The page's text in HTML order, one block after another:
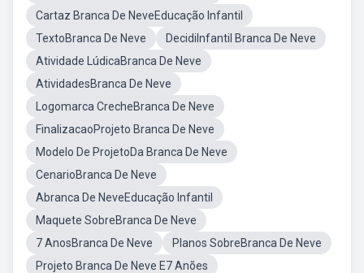
Cartaz Branca De NeveEducação Infantil
TextoBranca De Neve
DecidiInfantil Branca De Neve
Atividade LúdicaBranca De Neve
AtividadesBranca De Neve
Logomarca CrecheBranca De Neve
FinalizacaoProjeto Branca De Neve
Modelo De ProjetoDa Branca De Neve
CenarioBranca De Neve
Abranca De NeveEducação Infantil
Maquete SobreBranca De Neve
7 AnosBranca De Neve
Planos SobreBranca De Neve
Projeto Branca De Neve E7 Anões